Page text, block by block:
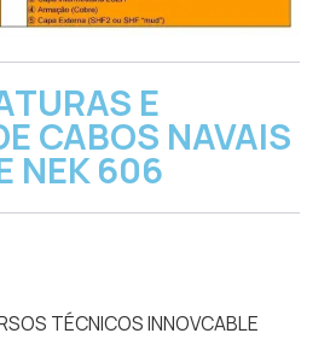
E
CABOS NAVAIS
NEK 606
TÉCNICOS INNOVCABLE